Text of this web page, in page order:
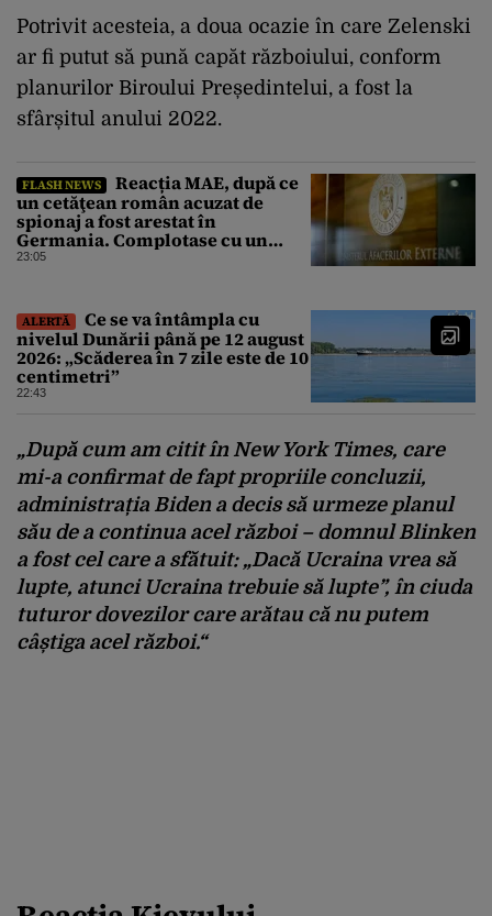
Potrivit acesteia, a doua ocazie în care Zelenski
ar fi putut să pună capăt războiului, conform
planurilor Biroului Președintelui, a fost la
sfârșitul anului 2022.
FLASH NEWS
Reacția MAE, după ce
un cetăţean român acuzat de
spionaj a fost arestat în
Germania. Complotase cu un
ucrainean ca să asasineze un
23:05
ALERTĂ
Ce se va întâmpla cu
nivelul Dunării până pe 12 august
2026: „Scăderea în 7 zile este de 10
centimetri”
22:43
„După cum am citit în New York Times, care
mi-a confirmat de fapt propriile concluzii,
administrația Biden a decis să urmeze planul
său de a continua acel război – domnul Blinken
a fost cel care a sfătuit: „Dacă Ucraina vrea să
lupte, atunci Ucraina trebuie să lupte”, în ciuda
tuturor dovezilor care arătau că nu putem
câștiga acel război.“